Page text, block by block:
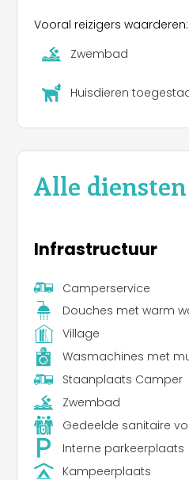
Vooral reizigers waarderen:
Zwembad
Huisdieren
Alle diensten
Infrastructuur
Camperservice
Douches met warm
Village
Wasmachines met
Staanplaats Camper
Zwembad
Gedeelde sanitaire
Interne parkeerplaats
Kampeerplaats